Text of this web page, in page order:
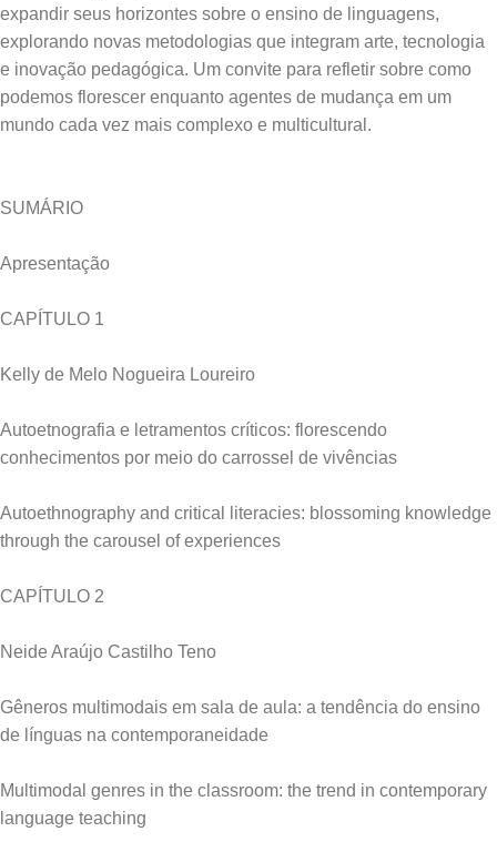
expandir seus horizontes sobre o ensino de linguagens,
explorando novas metodologias que integram arte, tecnologia
e inovação pedagógica. Um convite para refletir sobre como
podemos florescer enquanto agentes de mudança em um
SUMÁRIO
Apresentação
CAPÍTULO 1
Kelly de Melo Nogueira Loureiro
Autoetnografia e letramentos críticos: florescendo
conhecimentos por meio do carrossel de vivências
Autoethnography and critical literacies: blossoming knowledge
through the carousel of experiences
CAPÍTULO 2
Neide Araújo Castilho Teno
Gêneros multimodais em sala de aula: a tendência do ensino
de línguas na contemporaneidade
Multimodal genres in the classroom: the trend in contemporary
language teaching